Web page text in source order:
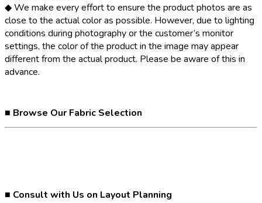
◆ We make every effort to ensure the product photos are as
close to the actual color as possible. However, due to lighting
conditions during photography or the customer’s monitor
settings, the color of the product in the image may appear
different from the actual product. Please be aware of this in
advance.
■ Browse Our Fabric Selection
■ Consult with Us on Layout Planning